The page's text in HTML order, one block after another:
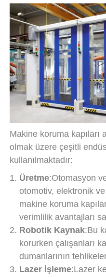
Makine koruma kapıları
olmak üzere çeşitli
kullanılmaktadır:
Üretme:Otomasyon
otomotiv, elektronik
makine koruma
verimlilik avantajları
Robotik Kaynak:Bu
korurken çalışanları
dumanlarının
Lazer İşleme:Lazer